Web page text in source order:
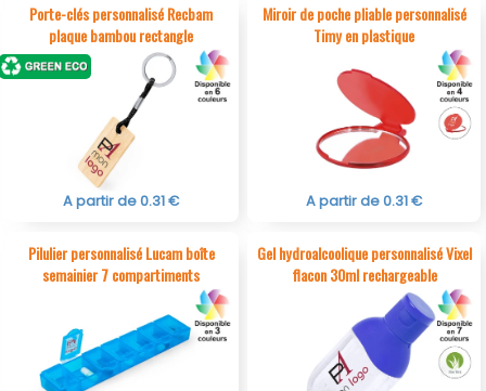
Porte-clés personnalisé Recbam
plaque bambou rectangle
A partir de 0.31 €
Miroir de poche pliable personnalisé
Timy en plastique
A partir de 0.31 €
Pilulier personnalisé Lucam boîte
semainier 7 compartiments
Gel hydroalcoolique personnalisé Vixel
flacon 30ml rechargeable